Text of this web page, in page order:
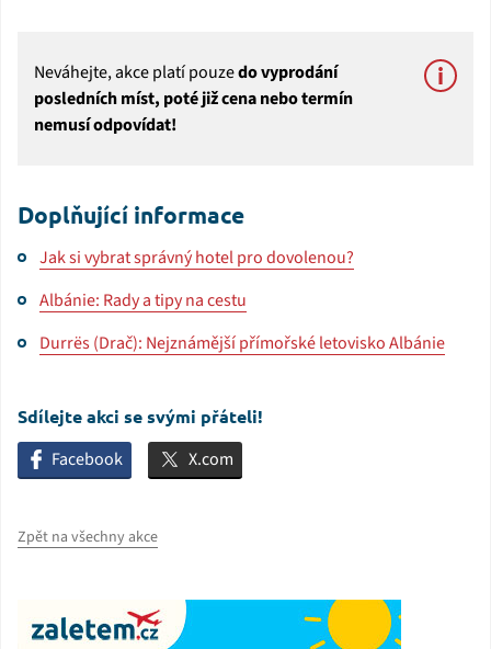
Neváhejte, akce platí pouzedo vyprodání
posledních míst, poté již cena nebo termín
nemusí odpovídat!
Doplňující informace
Jak si vybrat správný hotel pro dovolenou?
Albánie: Rady a tipy na cestu
Durrës (Drač): Nejznámější přímořské letovisko Albánie
Sdílejte akci se svými přáteli!
Facebook X.com
Zpět na všechny akce